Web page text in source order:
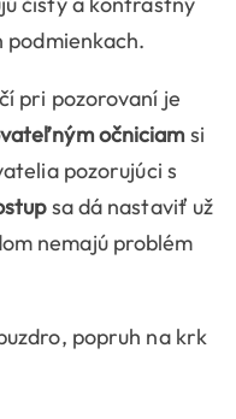
pri pozorovaní je
očniciamsi
pozorujúci s
sa dá nastaviť už
nemajú problém
popruh na krk